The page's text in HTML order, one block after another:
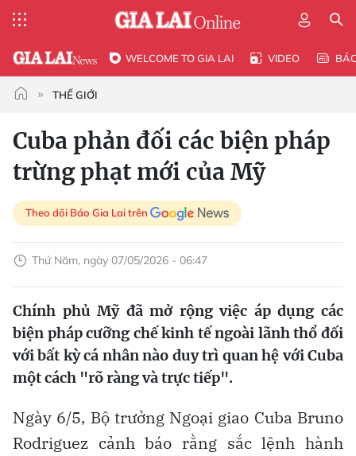
WELCOME TO GIA LAI VIDEO
THẾ GIỚI
Cuba phản đối các biện pháp
trừng phạt mới của Mỹ
Theo dõi Báo Gia Lai trên
Thứ Năm, ngày 07/05/2026 - 06:47
Chính phủ Mỹ đã mở rộng việc áp dụng các
biện pháp cưỡng chế kinh tế ngoài lãnh thổ đối
với bất kỳ cá nhân nào duy trì quan hệ với Cuba
một cách "rõ ràng và trực tiếp".
Ngày 6/5, Bộ trưởng Ngoại giao Cuba Bruno
Rodriguez cảnh báo rằng sắc lệnh hành